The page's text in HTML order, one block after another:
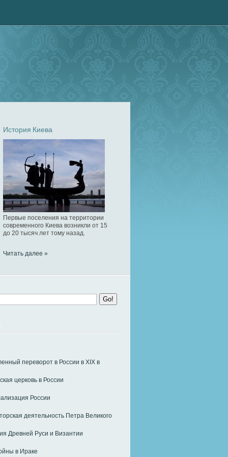
История Киева
Первые поселения на территории
современного Киева возникли от 15
до 20 тысяч лет тому назад.
Читать далее »
переворот в России в ХIХ в
церковь в России
России
деятельность Петра Великого
Древней Руси и Византии
в Ираке